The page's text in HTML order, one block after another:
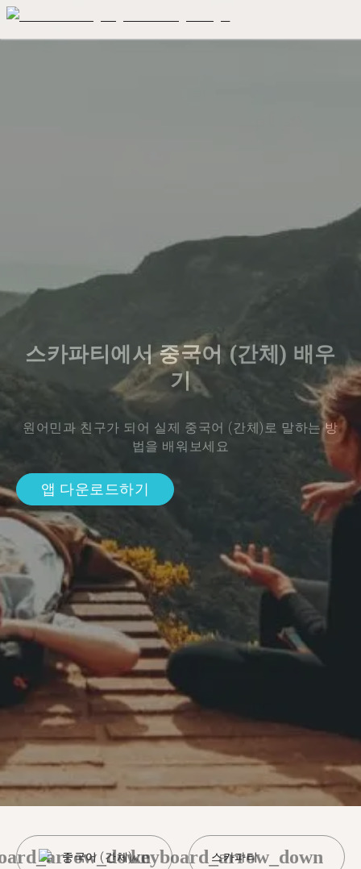
스카파티에서 중국어 (간체) 배우
기
원어민과 친구가 되어 실제 중국어 (간체)로 말하는 방
법을 배워보세요
앱 다운로드하기
중국어 (간체) 스카파티
keyboard_arrow_down